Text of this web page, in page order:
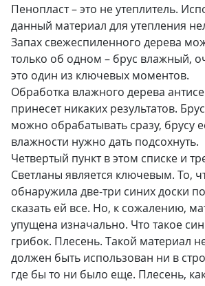
Пенопласт – это не утеплитель.
данный материал для утепления
Запах свежеспиленного дерева
только об одном – брус влажный,
это один из ключевых моментов.
Обработка влажного дерева
принесет никаких результатов.
можно обрабатывать сразу, брусу
влажности нужно дать подсохнуть.
Четвертый пункт в этом списке и
Светланы является ключевым. То,
обнаружила две-три синих доски
сказать ей все. Но, к сожалению,
упущена изначально. Что такое
грибок. Плесень. Такой материал
должен быть использован ни в
где бы то ни было еще. Плесень,